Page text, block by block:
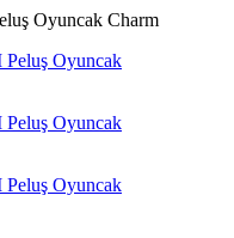
Oyuncak Charm